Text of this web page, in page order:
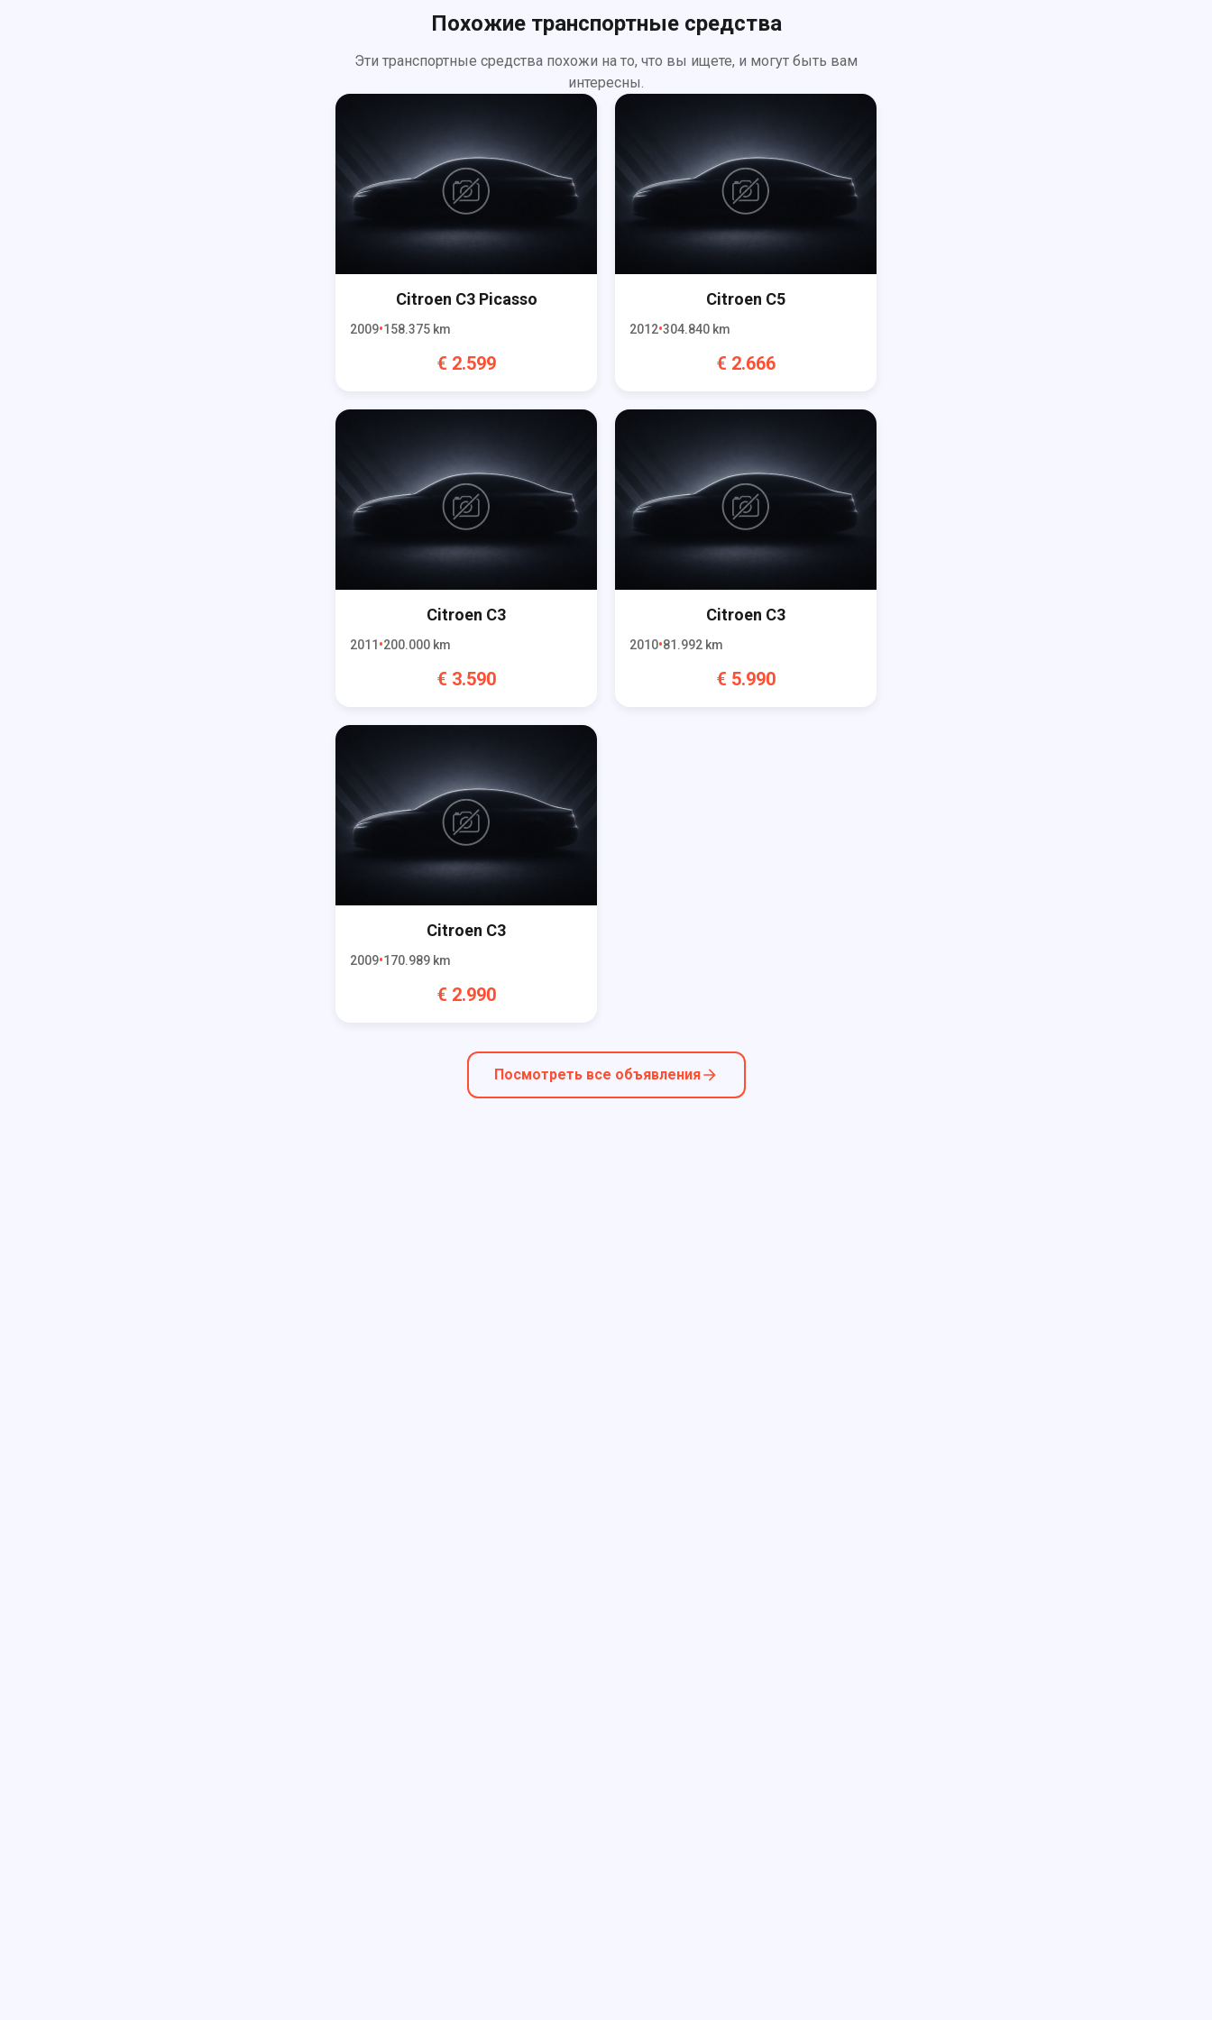
Похожие транспортные средства
Эти транспортные средства похожи на то, что вы ищете, и могут быть вам
интересны.
Citroen C3 Picasso
2009 158.375 km
€ 2.599
Citroen C5
2012 304.840 km
€ 2.666
Citroen C3
2011 200.000 km
€ 3.590
Citroen C3
2010 81.992 km
€ 5.990
Citroen C3
2009 170.989 km
€ 2.990
Посмотреть все объявления